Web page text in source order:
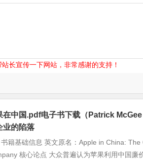
长宣传一下网站，非常感谢的支持！
在中国.pdf电子书下载（Patrick
业的陷落
籍基础信息 英文原名：Apple in China:
核心论点 大众普遍认为苹果利用中国廉